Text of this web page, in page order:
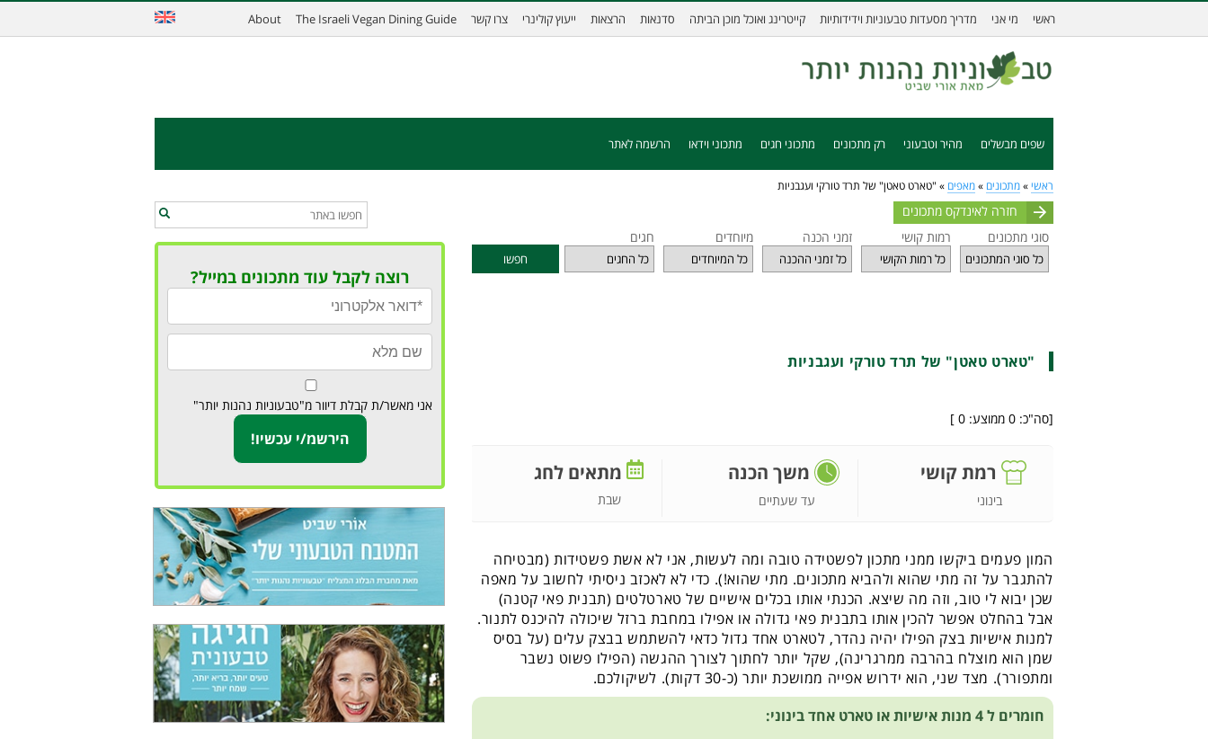
ראשי מי אני מדריך מסעדות טבעוניות וידידותיות קייטרינג ואוכל מוכן הביתה סדנאות הרצאות ייעוץ קולינרי צרו קשר The Israeli Vegan Dining Guide
About
שפים מבשלים מהיר וטבעוני רק מתכונים מתכוני חגים מתכוני וידאו הרשמה לאתר
ראשי » מתכונים » מאפים » "טארט טאטן" של תרד טורקי ועגבניות
חזרה לאינדקס מתכונים
סוגי מתכונים
רמות קושי זמני הכנה מיוחדים חגים
חפשו
"טארט טאטן" של תרד טורקי ועגבניות
[סה"כ: 0 ממוצע: 0
]
רמת קושי
בינוני
משך הכנה
עד שעתיים
מתאים לחג
שבת
המון פעמים ביקשו ממני מתכון לפשטידה טובה ומה לעשות, אני לא אשת פשטידות (מבטיחה
להתגבר על זה מתי שהוא ולהביא מתכונים. מתי שהוא!). כדי לא לאכזב ניסיתי לחשוב על מאפה
שכן יבוא לי טוב, וזה מה שיצא. הכנתי אותו בכלים אישיים של טארטלטים (תבנית פאי קטנה)
אבל בהחלט אפשר להכין אותו בתבנית פאי גדולה או אפילו במחבת ברזל שיכולה להיכנס לתנור.
למנות אישיות בצק הפילו יהיה נהדר, לטארט אחד גדול כדאי להשתמש בבצק עלים (על בסיס
שמן הוא מוצלח בהרבה ממרגרינה), שקל יותר לחתוך לצורך ההגשה (הפילו פשוט נשבר
ומתפורר). מצד שני, הוא ידרוש אפייה ממושכת יותר (כ-30 דקות). לשיקולכם.
חומרים ל 4 מנות אישיות או טארט אחד בינוני:
רוצה לקבל עוד מתכונים במייל?
אני מאשר/ת קבלת דיוור מ"טבעוניות נהנות יותר"